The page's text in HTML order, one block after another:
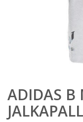
ADIDAS B